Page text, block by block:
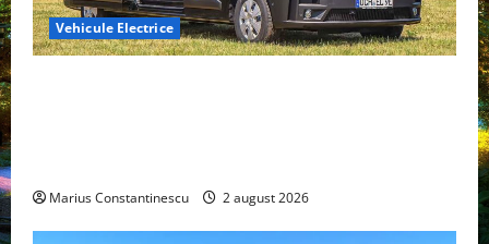
Vehicule Electrice
Marius Constantinescu 2 august 2026